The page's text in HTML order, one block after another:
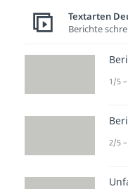
Textarten
Berichte
1/5
2/5